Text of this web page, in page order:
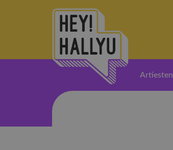
Artiesten